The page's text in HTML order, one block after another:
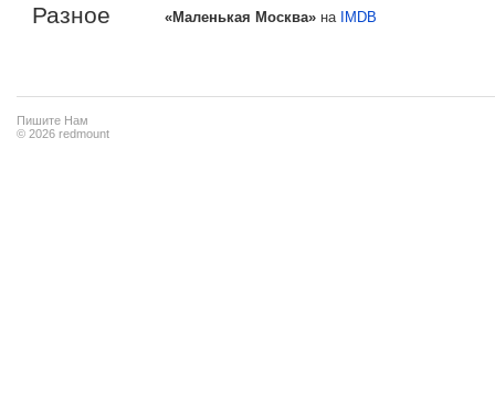
Разное «Маленькая Москва» на IMDB
Пишите Нам
© 2026 redmount